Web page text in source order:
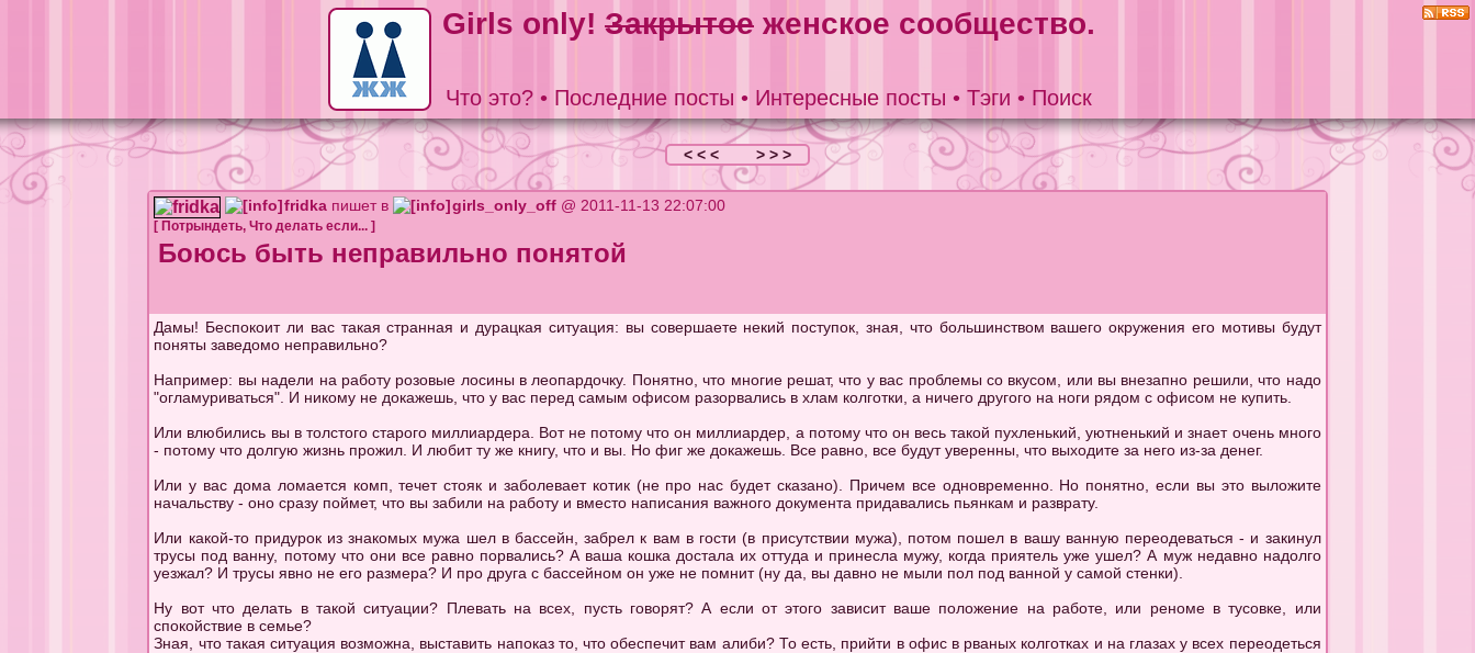
Girls only! Закрытое женское сообщество.
Что это? • Последние посты • Интересные посты • Тэги • Поиск
< < < > > >
fridka пишет в girls_only_off @ 2011-11-13 22:07:00
[ Потрындеть,Что делать если... ]
Боюсь быть неправильно понятой
Дамы! Беспокоит ли вас такая странная и дурацкая ситуация: вы совершаете некий поступок, зная, что большинством вашего окружения его мотивы будут
поняты заведомо неправильно?
Например: вы надели на работу розовые лосины в леопардочку. Понятно, что многие решат, что у вас проблемы со вкусом, или вы внезапно решили, что надо
"огламуриваться". И никому не докажешь, что у вас перед самым офисом разорвались в хлам колготки, а ничего другого на ноги рядом с офисом не купить.
Или влюбились вы в толстого старого миллиардера. Вот не потому что он миллиардер, а потому что он весь такой пухленький, уютненький и знает очень много
- потому что долгую жизнь прожил. И любит ту же книгу, что и вы. Но фиг же докажешь. Все равно, все будут уверенны, что выходите за него из-за денег.
Или у вас дома ломается комп, течет стояк и заболевает котик (не про нас будет сказано). Причем все одновременно. Но понятно, если вы это выложите
начальству - оно сразу поймет, что вы забили на работу и вместо написания важного документа придавались пьянкам и разврату.
Или какой-то придурок из знакомых мужа шел в бассейн, забрел к вам в гости (в присутствии мужа), потом пошел в вашу ванную переодеваться - и закинул
трусы под ванну, потому что они все равно порвались? А ваша кошка достала их оттуда и принесла мужу, когда приятель уже ушел? А муж недавно надолго
уезжал? И трусы явно не его размера? И про друга с бассейном он уже не помнит (ну да, вы давно не мыли пол под ванной у самой стенки).
Ну вот что делать в такой ситуации? Плевать на всех, пусть говорят? А если от этого зависит ваше положение на работе, или реноме в тусовке, или
спокойствие в семье?
Зная, что такая ситуация возможна, выставить напоказ то, что обеспечит вам алиби? То есть, прийти в офис в рваных колготках и на глазах у всех переодеться